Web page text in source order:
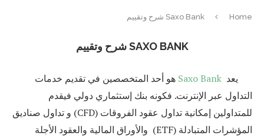
Home Saxo Bank شرح وتقييم
SAXO BANK شرح وتقييم
يعد Saxo Bank هو أحد المتخصصين في تقديم خدمات
التداول عبر الإنترنت. فكونه بنك إستثماري دولي فيقدم
للمتداولين إمكانية تداول عقود الفروقات (CFD) و تداول صناديق
المؤشرات المتبادلة (ETF) والأوراق المالية والعقود الأجلة